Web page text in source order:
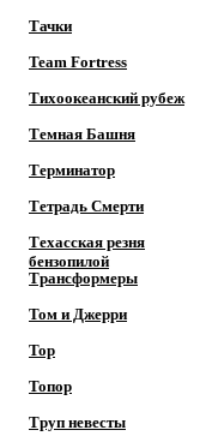
Тачки
Team Fortress
Тихоокеанский рубеж
Темная Башня
Терминатор
Тетрадь Смерти
Техасская резня
бензопилой
Трансформеры
Том и Джерри
Тор
Топор
Труп невесты